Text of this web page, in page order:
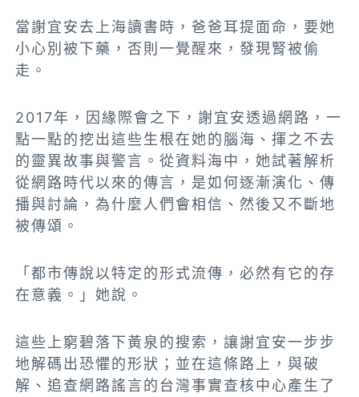
當謝宜安去上海讀書時，爸爸耳提面命，要她
小心別被下藥，否則一覺醒來，發現腎被偷
走。
2017年，因緣際會之下，謝宜安透過網路，一
點一點的挖出這些生根在她的腦海、揮之不去
的靈異故事與警言。從資料海中，她試著解析
從網路時代以來的傳言，是如何逐漸演化、傳
播與討論，為什麼人們會相信、然後又不斷地
被傳頌。
「都市傳說以特定的形式流傳，必然有它的存
在意義。」她說。
這些上窮碧落下黃泉的搜索，讓謝宜安一步步
地解碼出恐懼的形狀；並在這條路上，與破
解、追查網路謠言的台灣事實查核中心產生了